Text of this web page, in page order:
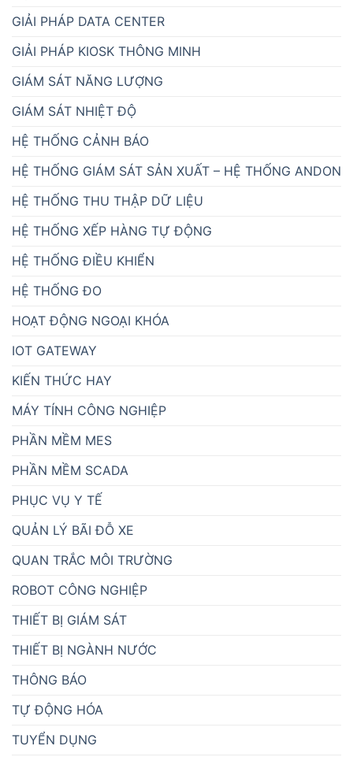
GIẢI PHÁP DATA CENTER
GIẢI PHÁP KIOSK THÔNG MINH
GIÁM SÁT NĂNG LƯỢNG
GIÁM SÁT NHIỆT ĐỘ
HỆ THỐNG CẢNH BÁO
HỆ THỐNG GIÁM SÁT SẢN XUẤT – HỆ THỐNG ANDON
HỆ THỐNG THU THẬP DỮ LIỆU
HỆ THỐNG XẾP HÀNG TỰ ĐỘNG
HỆ THỐNG ĐIỀU KHIỂN
HỆ THỐNG ĐO
HOẠT ĐỘNG NGOẠI KHÓA
IOT GATEWAY
KIẾN THỨC HAY
MÁY TÍNH CÔNG NGHIỆP
PHẦN MỀM MES
PHẦN MỀM SCADA
PHỤC VỤ Y TẾ
QUẢN LÝ BÃI ĐỖ XE
QUAN TRẮC MÔI TRƯỜNG
ROBOT CÔNG NGHIỆP
THIẾT BỊ GIÁM SÁT
THIẾT BỊ NGÀNH NƯỚC
THÔNG BÁO
TỰ ĐỘNG HÓA
TUYỂN DỤNG